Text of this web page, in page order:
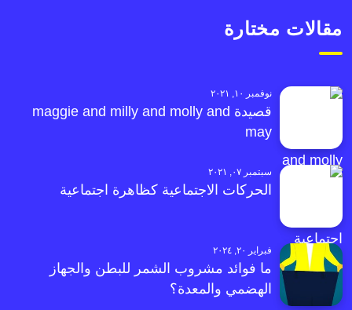
مقالات مختارة
نوفمبر ١٠, ٢٠٢١
قصيدة maggie and milly and molly and
may
سبتمبر ٠٧, ٢٠٢١
الحركات الاجتماعية كظاهرة اجتماعية
فبراير ٢٠, ٢٠٢٤
ما فوائد مشروب الشمر للبطن والجهاز
الهضمي والمعدة؟